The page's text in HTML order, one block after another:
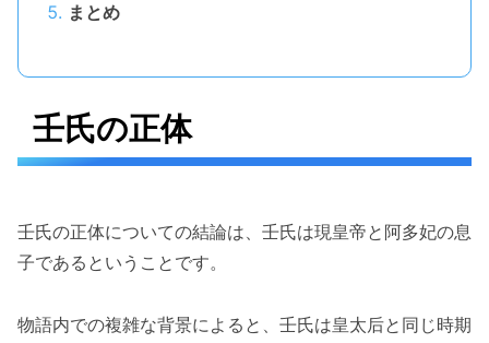
まとめ
壬氏の正体
壬氏の正体についての結論は、壬氏は現皇帝と阿多妃の息
子であるということです。
物語内での複雑な背景によると、壬氏は皇太后と同じ時期